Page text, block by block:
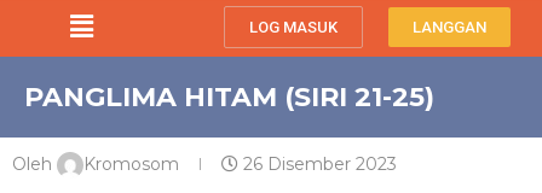
LOG MASUK LANGGAN
PANGLIMA HITAM (SIRI 21-25)
Oleh Kromosom 26 Disember 2023